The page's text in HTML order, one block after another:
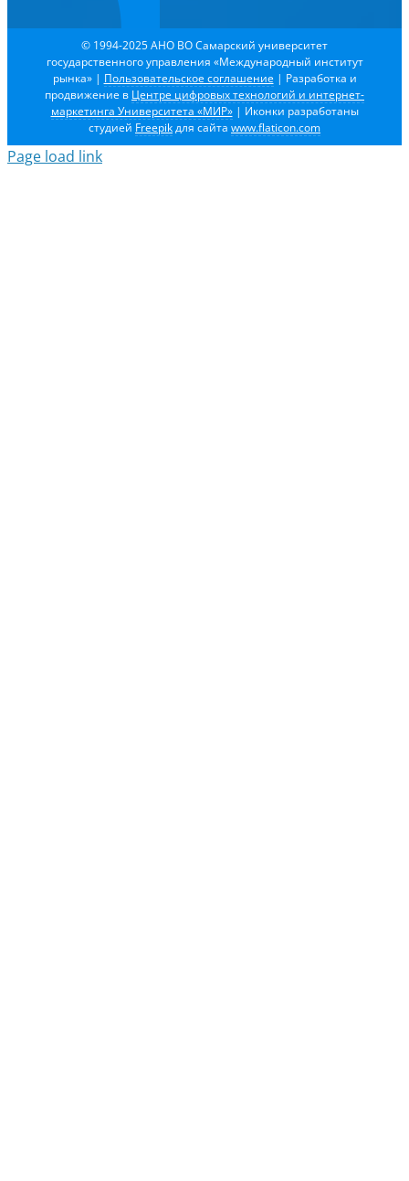
© 1994-2025 АНО ВО Самарский университет
государственного управления «Международный институт
рынка» | Пользовательское соглашение | Разработка и
продвижение в Центре цифровых технологий и интернет-
маркетинга Университета «МИР»| Иконки разработаны
студией Freepikдля сайта www.flaticon.com
Page load link